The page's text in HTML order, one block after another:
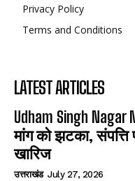
Privacy Policy
Terms and Conditions
LATEST ARTICLES
Udham Singh Nagar
मांग को झटका, संपत्ति
खारिज
उत्तराखंड July 27, 2026